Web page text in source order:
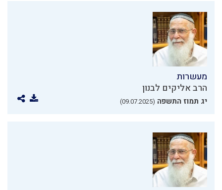
מעשרות
הרב אליקים לבנון
יג תמוז התשפה (09.07.2025)